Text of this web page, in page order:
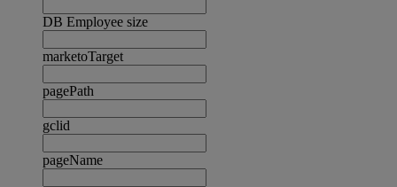
DB Employee size
marketoTarget
pagePath
gclid
pageName